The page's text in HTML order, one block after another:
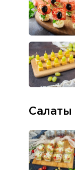
Салаты